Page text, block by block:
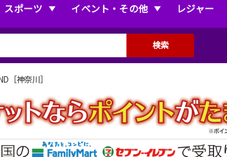
スポーツ イベント・その他 レジャー
検索
［神奈川］